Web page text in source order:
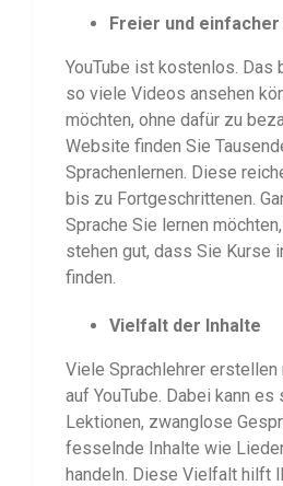
Freier und einfacher
YouTube ist kostenlos. Das
so viele Videos ansehen
möchten, ohne dafür zu
Website finden Sie
Sprachenlernen. Diese
bis zu Fortgeschrittenen.
Sprache Sie lernen
stehen gut, dass Sie Kurse
finden.
Vielfalt der Inhalte
Viele Sprachlehrer
auf YouTube. Dabei kann
Lektionen, zwanglose
fesselnde Inhalte wie
handeln. Diese Vielfalt hilft